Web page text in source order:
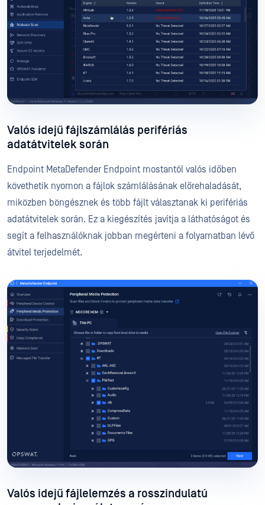
Valós idejű fájlszámlálás perifériás
adatátvitelek során
Endpoint MetaDefender Endpoint mostantól valós időben
követhetik nyomon a fájlok számlálásának előrehaladását,
miközben böngésznek és több fájlt választanak ki perifériás
adatátvitelek során. Ez a kiegészítés javítja a láthatóságot és
segít a felhasználóknak jobban megérteni a folyamatban lévő
átvitel terjedelmét.
Valós idejű fájlelemzés a rosszindulatú